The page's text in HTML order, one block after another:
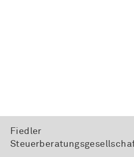
Fiedler